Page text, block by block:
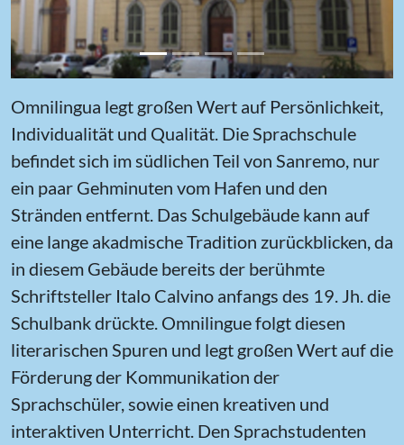
Omnilingua legt großen Wert auf Persönlichkeit,
Individualität und Qualität. Die Sprachschule
befindet sich im südlichen Teil von Sanremo, nur
ein paar Gehminuten vom Hafen und den
Stränden entfernt. Das Schulgebäude kann auf
eine lange akadmische Tradition zurückblicken, da
in diesem Gebäude bereits der berühmte
Schriftsteller Italo Calvino anfangs des 19. Jh. die
Schulbank drückte. Omnilingue folgt diesen
literarischen Spuren und legt großen Wert auf die
Förderung der Kommunikation der
Sprachschüler, sowie einen kreativen und
interaktiven Unterricht. Den Sprachstudenten